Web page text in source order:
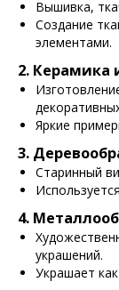
Вышивка,
Создание
элементами.
2. Керамика
Яркие
3.
Старинный
4.
украшений.
Украшает